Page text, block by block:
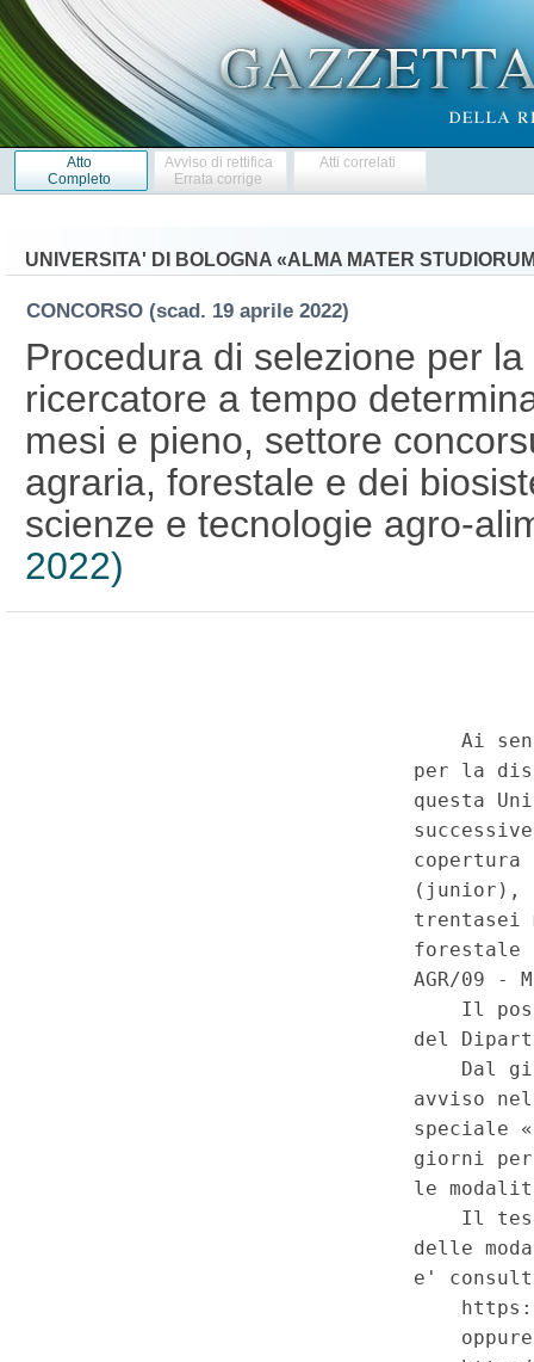
Atto
Completo
Avviso di rettifica
Errata corrige
Atti correlati
UNIVERSITA' DI BOLOGNA «ALMA MATER
CONCORSO (scad. 19 aprile 2022)
Procedura di selezione per
ricercatore a tempo
mesi e pieno, settore
agraria, forestale e dei
scienze e tecnologie agro-
2022)